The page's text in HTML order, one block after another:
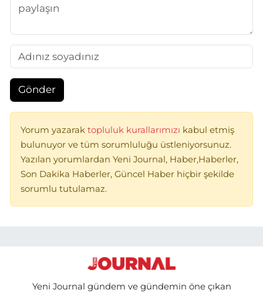
Gönder
Yorum yazarak topluluk kurallarımızı kabul etmiş
bulunuyor ve tüm sorumluluğu üstleniyorsunuz.
Yazılan yorumlardan Yeni Journal, Haber,Haberler,
Son Dakika Haberler, Güncel Haber hiçbir şekilde
sorumlu tutulamaz.
Yeni Journal gündem ve gündemin öne çıkan